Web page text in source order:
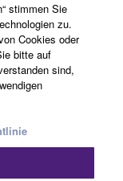
der durch
resultiert aus
Audiobereich.
combo jack und
die zu der
stimmen Sie
zu.
Cookies oder
bitte auf
sind,